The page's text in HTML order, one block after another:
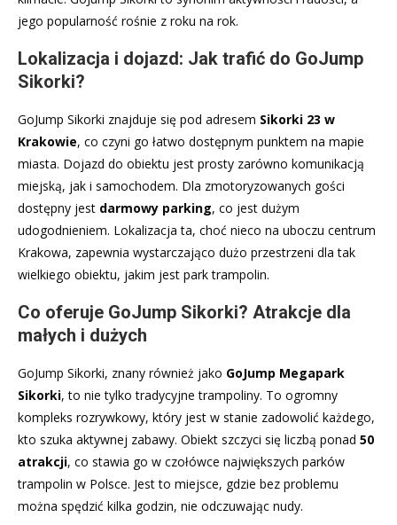
jego popularność rośnie z roku na rok.
Lokalizacja i dojazd: Jak trafić do GoJump
Sikorki?
GoJump Sikorki znajduje się pod adresem Sikorki 23 w
Krakowie, co czyni go łatwo dostępnym punktem na mapie
miasta. Dojazd do obiektu jest prosty zarówno komunikacją
miejską, jak i samochodem. Dla zmotoryzowanych gości
dostępny jest darmowy parking, co jest dużym
udogodnieniem. Lokalizacja ta, choć nieco na uboczu centrum
Krakowa, zapewnia wystarczająco dużo przestrzeni dla tak
wielkiego obiektu, jakim jest park trampolin.
Co oferuje GoJump Sikorki? Atrakcje dla
małych i dużych
GoJump Sikorki, znany również jako GoJump Megapark
Sikorki, to nie tylko tradycyjne trampoliny. To ogromny
kompleks rozrywkowy, który jest w stanie zadowolić każdego,
kto szuka aktywnej zabawy. Obiekt szczyci się liczbą ponad 50
atrakcji, co stawia go w czołówce największych parków
trampolin w Polsce. Jest to miejsce, gdzie bez problemu
można spędzić kilka godzin, nie odczuwając nudy.